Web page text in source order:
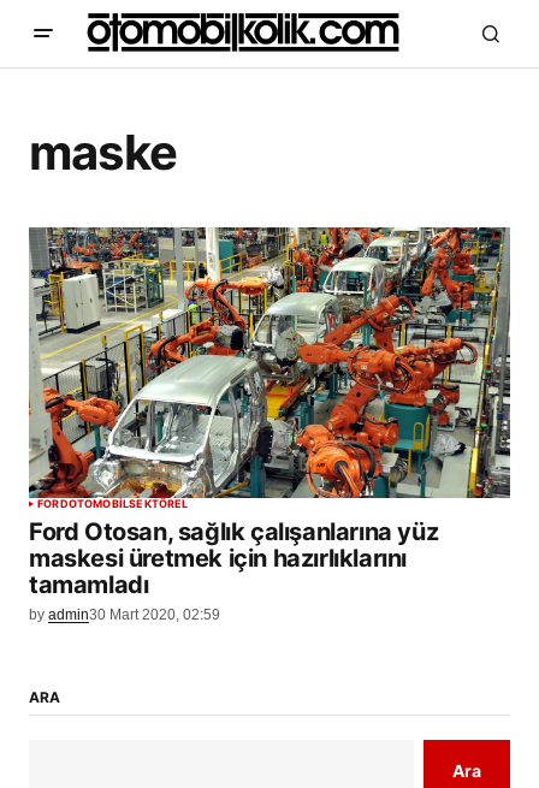
maske
FORDOTOMOBİLSEKTÖREL
Ford Otosan, sağlık çalışanlarına yüz
maskesi üretmek için hazırlıklarını
tamamladı
by admin30 Mart 2020, 02:59
ARA
Ara